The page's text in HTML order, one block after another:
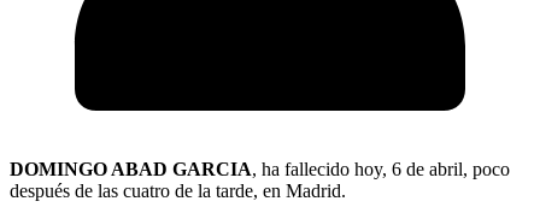
DOMINGO ABAD GARCIA, ha fallecido hoy, 6 de abril, poco
después de las cuatro de la tarde, en Madrid.